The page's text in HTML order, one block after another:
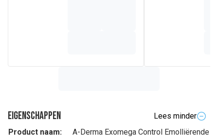
Eigenschappen
Lees minder
Product naam:
A-Derma Exomega Control Emolliërende